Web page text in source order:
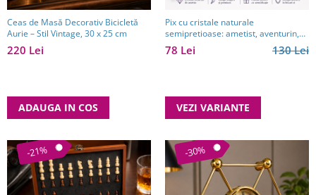
Ceas de Masă Decorativ Bicicletă
Aurie – Stil Vintage, 30 x 25 cm
220 Lei
ADAUGA IN COS
Pix cu cristale naturale
semipretioase: ametist, aventurin,
lapis lazuli, ochi de tigru, citrin și
cuarț roz
130 Lei
78 Lei
VEZI VARIANTE
-21% -30%